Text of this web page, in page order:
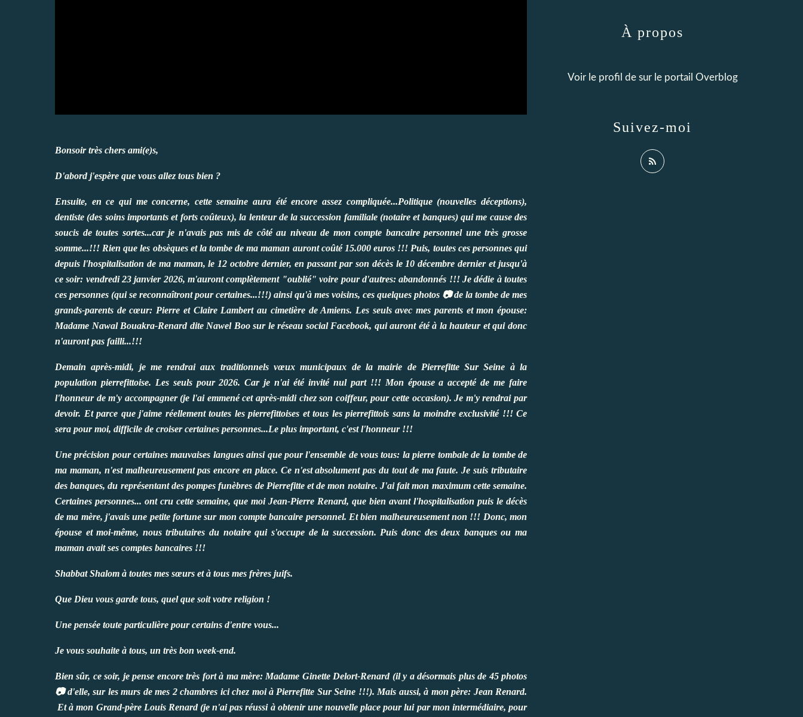
Bonsoir très chers ami(e)s,
D'abord j'espère que vous allez tous bien ?
Ensuite, en ce qui me concerne, cette semaine aura été encore assez compliquée...Politique (nouvelles déceptions),
dentiste (des soins importants et forts coûteux), la lenteur de la succession familiale (notaire et banques) qui me cause des
soucis de toutes sortes...car je n'avais pas mis de côté au niveau de mon compte bancaire personnel une très grosse
somme...!!! Rien que les obsèques et la tombe de ma maman auront coûté 15.000 euros !!! Puis, toutes ces personnes qui
depuis l'hospitalisation de ma maman, le 12 octobre dernier, en passant par son décès le 10 décembre dernier et jusqu'à
ce soir: vendredi 23 janvier 2026, m'auront complètement "oublié" voire pour d'autres: abandonnés !!! Je dédie à toutes
ces personnes (qui se reconnaîtront pour certaines...!!!) ainsi qu'à mes voisins, ces quelques photos 📷 de la tombe de mes
grands-parents de cœur: Pierre et Claire Lambert au cimetière de Amiens. Les seuls avec mes parents et mon épouse:
Madame Nawal Bouakra-Renard dite Nawel Boo sur le réseau social Facebook, qui auront été à la hauteur et qui donc
n'auront pas failli...!!!
Demain après-midi, je me rendrai aux traditionnels vœux municipaux de la mairie de Pierrefitte Sur Seine à la
population pierrefittoise. Les seuls pour 2026. Car je n'ai été invité nul part !!! Mon épouse a accepté de me faire
l'honneur de m'y accompagner (je l'ai emmené cet après-midi chez son coiffeur, pour cette occasion). Je m'y rendrai par
devoir. Et parce que j'aime réellement toutes les pierrefittoises et tous les pierrefittois sans la moindre exclusivité !!! Ce
sera pour moi, difficile de croiser certaines personnes...Le plus important, c'est l'honneur !!!
Une précision pour certaines mauvaises langues ainsi que pour l'ensemble de vous tous: la pierre tombale de la tombe de
ma maman, n'est malheureusement pas encore en place. Ce n'est absolument pas du tout de ma faute. Je suis tributaire
des banques, du représentant des pompes funèbres de Pierrefitte et de mon notaire. J'ai fait mon maximum cette semaine.
Certaines personnes... ont cru cette semaine, que moi Jean-Pierre Renard, que bien avant l'hospitalisation puis le décès
de ma mère, j'avais une petite fortune sur mon compte bancaire personnel. Et bien malheureusement non !!! Donc, mon
épouse et moi-même, nous tributaires du notaire qui s'occupe de la succession. Puis donc des deux banques ou ma
maman avait ses comptes bancaires !!!
Shabbat Shalom à toutes mes sœurs et à tous mes frères juifs.
Que Dieu vous garde tous, quel que soit votre religion !
Une pensée toute particulière pour certains d'entre vous...
Je vous souhaite à tous, un très bon week-end.
Bien sûr, ce soir, je pense encore très fort à ma mère: Madame Ginette Delort-Renard (il y a désormais plus de 45 photos
📷 d'elle, sur les murs de mes 2 chambres ici chez moi à Pierrefitte Sur Seine !!!). Mais aussi, à mon père: Jean Renard.
Et à mon Grand-père Louis Renard (je n'ai pas réussi à obtenir une nouvelle place pour lui par mon intermédiaire, pour
Suivez-moi
À propos
Voir le profil de sur le portail Overblog